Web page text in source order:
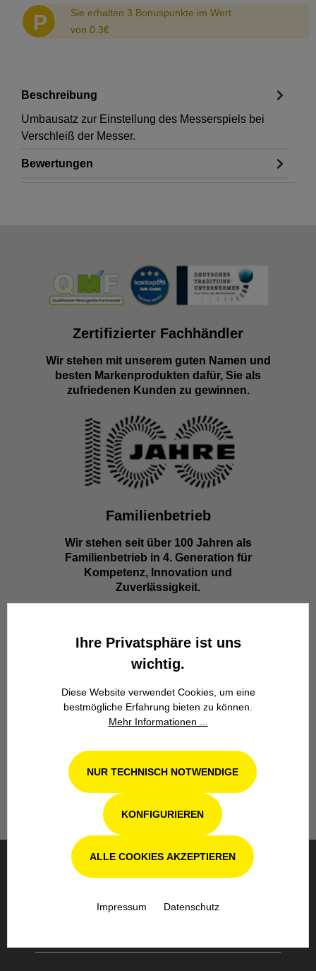
P
Sie erhalten 3 Bonuspunkte im Wert
von 0.3€
Beschreibung
Umbausatz zur Einstellung des Messerspiels bei
Verschleiß der Messer.
Bewertungen
Zertifizierter Fachhändler
Wir stehen mit unserem guten Namen und
besten Markenprodukten dafür, Sie als
zufriedenen Kunden zu gewinnen.
Familienbetrieb
Wir stehen seit über 100 Jahren als
Familienbetrieb in 4. Generation für
Kompetenz, Innovation und
Zuverlässigkeit.
Werkstatt in Odenthal / Köln
und Landtechnik- Geräte in Odenthal bei
Köln steht Ihnen auch nach dem Kauf mit
BESTELLUNG & VERSAND
Ihre Privatsphäre ist uns
wichtig.
Diese Website verwendet Cookies, um eine
bestmögliche Erfahrung bieten zu können.
Mehr Informationen ...
NUR TECHNISCH NOTWENDIGE
KONFIGURIEREN
ALLE COOKIES AKZEPTIEREN
Impressum Datenschutz